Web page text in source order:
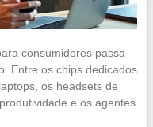
consumidores passa
Entre os chips dedicados
os headsets de
e os agentes